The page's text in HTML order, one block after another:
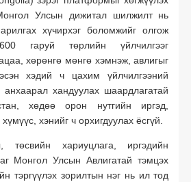
Улсын дижитал шилжилт нь
хүчирхэг боломжийг олгож
гаруй төрлийн үйлчилгээг
хөрөнгө мөнгө хэмнэж, авлигыг
хэдий ч цахим үйлчилгээний
анхаарал хандуулах шаардлагатай
хөдөө орон нутгийн иргэд,
хэнийг ч орхигдуулах ёсгүй.
төсвийн хариуцлага, иргэдийн
Монгол Улсын Авлигатай тэмцэх
тэргүүлэх зорилтын нэг нь ил тод